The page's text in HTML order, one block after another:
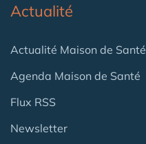
Actualité
Actualité Maison de Santé
Agenda Maison de Santé
Flux RSS
Newsletter